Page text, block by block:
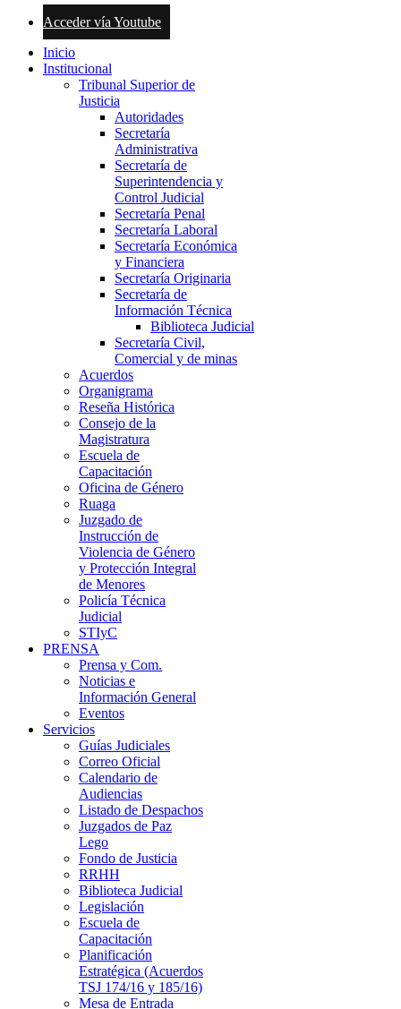
Acceder vía Youtube
Inicio
Institucional
Tribunal Superior de
Justicia
Autoridades
Secretaría
Administrativa
Secretaría de
Superintendencia y
Control Judicial
Secretaría Penal
Secretaría Laboral
Secretaría Económica
y Financiera
Secretaría Originaria
Secretaría de
Información Técnica
Biblioteca Judicial
Secretaría Civil,
Comercial y de minas
Acuerdos
Organigrama
Reseña Histórica
Consejo de la
Magistratura
Escuela de
Capacitación
Oficina de Género
Ruaga
Juzgado de
Instrucción de
Violencia de Género
y Protección Integral
de Menores
Policía Técnica
Judicial
STIyC
PRENSA
Prensa y Com.
Noticias e
Información General
Eventos
Servicios
Guías Judiciales
Correo Oficial
Calendario de
Audiencias
Listado de Despachos
Juzgados de Paz
Lego
Fondo de Justicia
RRHH
Biblioteca Judicial
Legislación
Escuela de
Capacitación
Planificación
Estratégica (Acuerdos
TSJ 174/16 y 185/16)
Mesa de Entrada